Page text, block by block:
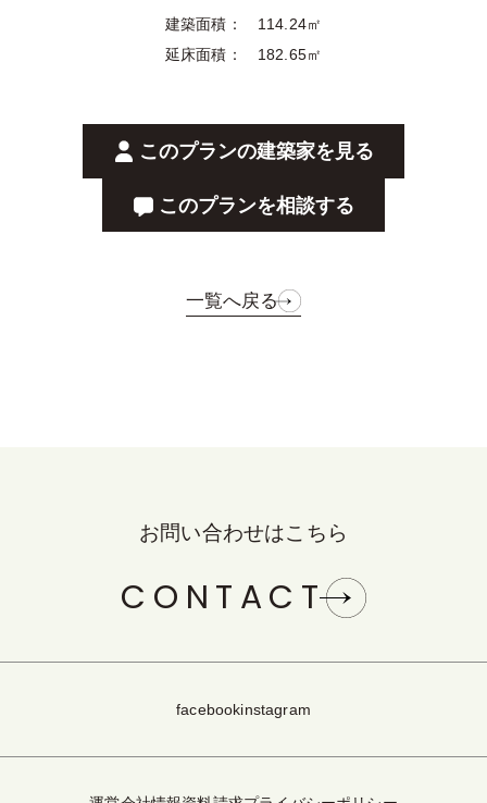
建築面積： 114.24㎡
延床面積： 182.65㎡
このプランの建築家を見る
このプランを相談する
一覧へ戻る
お問い合わせはこちら
CONTACT
facebookinstagram